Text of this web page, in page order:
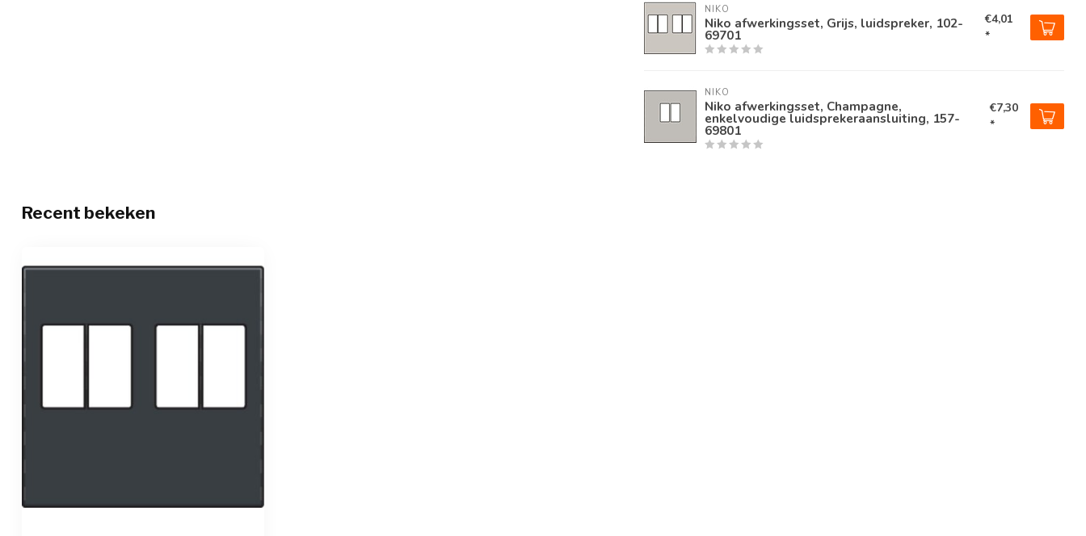
NIKO
Niko afwerkingsset, Grijs, luidspreker, 102-
69701
€4,01
*
NIKO
Niko afwerkingsset, Champagne,
enkelvoudige luidsprekeraansluiting, 157-
69801
€7,30
*
Recent bekeken